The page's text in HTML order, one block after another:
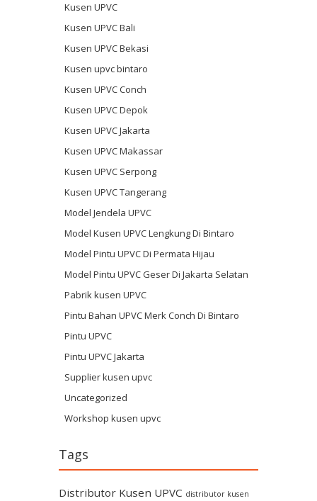
Kusen UPVC
Kusen UPVC Bali
Kusen UPVC Bekasi
Kusen upvc bintaro
Kusen UPVC Conch
Kusen UPVC Depok
Kusen UPVC Jakarta
Kusen UPVC Makassar
Kusen UPVC Serpong
Kusen UPVC Tangerang
Model Jendela UPVC
Model Kusen UPVC Lengkung Di Bintaro
Model Pintu UPVC Di Permata Hijau
Model Pintu UPVC Geser Di Jakarta Selatan
Pabrik kusen UPVC
Pintu Bahan UPVC Merk Conch Di Bintaro
Pintu UPVC
Pintu UPVC Jakarta
Supplier kusen upvc
Uncategorized
Workshop kusen upvc
Tags
Distributor Kusen UPVC distributor kusen